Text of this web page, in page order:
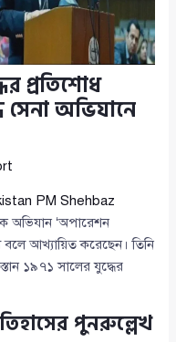
প্রতিশোধ
সেনা অভিযানে
PM Shehbaz
অভিযান ‘অপারেশন
আখ্যায়িত করেছেন। তিনি
১৯৭১ সালের যুদ্ধের
পুনরুল্লেখ